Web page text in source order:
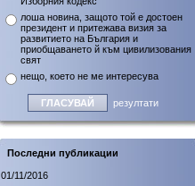
лоша новина, защото той е достоен
президент и притежава визия за
развитието на България и
приобщаването й към цивилизования
свят
нещо, което не ме интересува
резултати
Последни публикации
01/11/2016